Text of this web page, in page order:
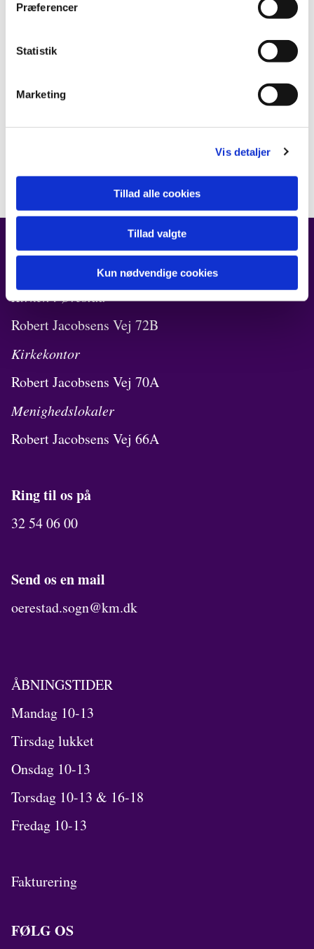
Præferencer
Statistik
Marketing
Vis detaljer
Tillad alle cookies
Tillad valgte
Kun nødvendige cookies
Kirken i Ørestad
Robert Jacobsens Vej 72B
Kirkekontor
Robert Jacobsens Vej 70A
Menighedslokaler
Robert Jacobsens Vej 66A
Ring til os på
32 54 06 00
Send os en mail
oerestad.sogn@km.dk
ÅBNINGSTIDER
Mandag 10-13
Tirsdag lukket
Onsdag 10-13
Torsdag 10-13 & 16-18
Fredag 10-13
Fakturering
FØLG OS